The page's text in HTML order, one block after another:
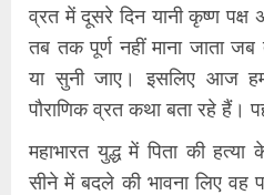
व्रत में दूसरे दिन यानी कृष्ण पक्ष
तब तक पूर्ण नहीं माना जाता
या सुनी जाए। इसलिए आज
पौराणिक व्रत कथा बता रहे हैं।
महाभारत युद्ध में पिता की
सीने में बदले की भावना लिए वह